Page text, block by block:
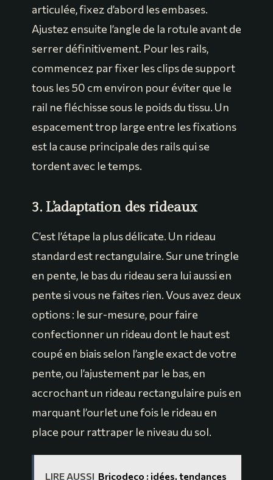
articulée, fixez d’abord les embases.
Ajustez ensuite l’angle de la rotule avant de
serrer définitivement. Pour les rails,
commencez par fixer les clips de support
tous les 50 cm environ pour éviter que le
rail ne fléchisse sous le poids du tissu. Un
espacement trop large entre les fixations
est la cause principale des rails qui se
tordent avec le temps.
3. L’adaptation des rideaux
C’est l’étape la plus délicate. Un rideau
standard est rectangulaire. Sur une tringle
en pente, le bas du rideau sera lui aussi en
pente si vous ne faites rien. Vous avez deux
options : le sur-mesure, pour faire
confectionner un rideau dont le haut est
coupé en biais selon l’angle exact de votre
pente, ou l’ajustement par le bas, en
accrochant un rideau rectangulaire puis en
marquant l’ourlet une fois le rideau en
place pour rattraper le niveau du sol.
LIRE AUSSI Bricodeco : idées, tendances